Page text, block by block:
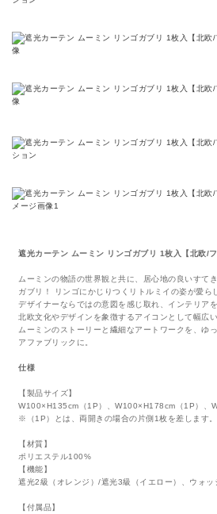
遮光カーテン ムーミン リンゴガブリ 1枚入【北欧/フ
ムーミンの物語の世界観と共に、居心地の良いすて
ガブリ！ リンゴにかじりつくリトルミイの姿が愛ら
デザイナーならではの意図を感じ取れ、インテリア
北欧文化やデザインを象徴するアイコンとして幅広
ムーミンのストーリーと繊細なアートワークを、ゆ
アファブリックに。
仕様
【製品サイズ】
W100×H135cm（1P）、W100×H178cm（1P）、
※（1P）とは、両開きの場合の片側1枚を差します。
【材質】
ポリエステル100%
【機能】
遮光2級（オレンジ）/遮光3級（イエロー）、ウォッ
【付属品】